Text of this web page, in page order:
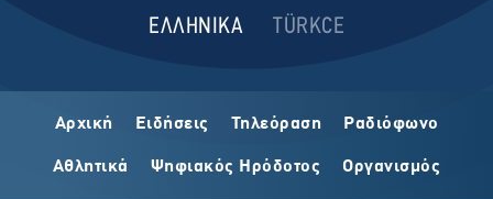
ΕΛΛΗΝΙΚΑ TÜRKCE
Αρχική Ειδήσεις Τηλεόραση Ραδιόφωνο
Αθλητικά Ψηφιακός Ηρόδοτος Οργανισμός